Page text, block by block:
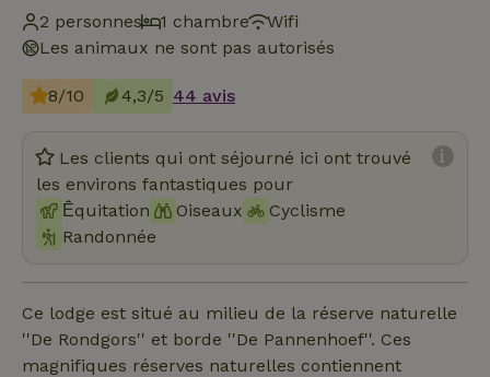
2 personnes
1 chambre
Wifi
Les animaux ne sont pas autorisés
8/10 4,3/5 44 avis
Les clients qui ont séjourné ici ont trouvé
les environs fantastiques pour
Ḗquitation
Oiseaux
Cyclisme
Randonnée
Ce lodge est situé au milieu de la réserve naturelle
''De Rondgors'' et borde ''De Pannenhoef''. Ces
magnifiques réserves naturelles contiennent